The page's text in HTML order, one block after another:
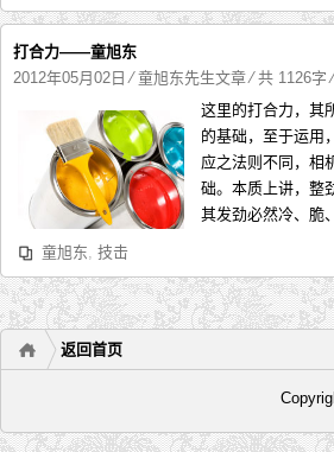
打合力——童旭东
2012年05月02日 ⁄童旭东先生文章⁄ 共 1126字
这里的打合力，其
的基础，至于运用
应之法则不同，相
础。本质上讲，整
其发劲必然冷、脆
童旭东, 技击
返回首页